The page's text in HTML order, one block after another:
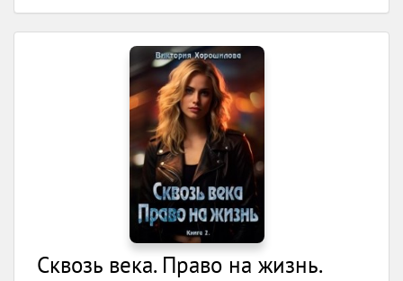
Сквозь века. Право на жизнь.